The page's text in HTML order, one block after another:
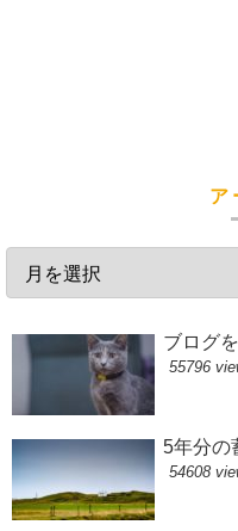
ア
ブログ
55796
5年分の
54608